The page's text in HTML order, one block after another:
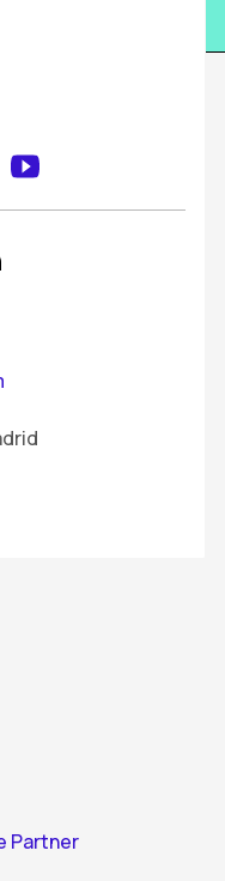
Partner